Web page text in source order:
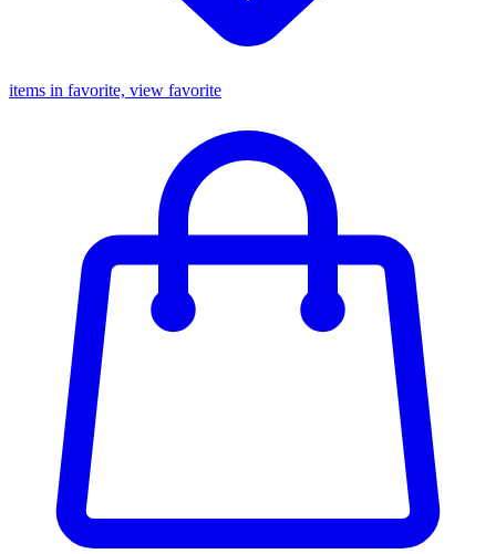
items in favorite, view favorite